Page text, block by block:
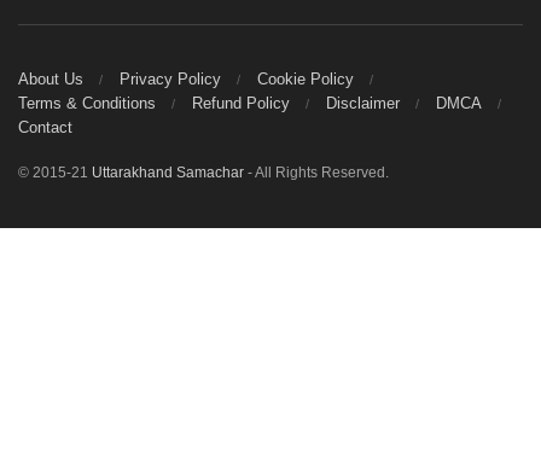
About Us Privacy Policy
Cookie Policy
Terms & Conditions
Refund Policy Disclaimer
DMCA
Contact
© 2015-21 Uttarakhand Samachar - All Rights Reserved.